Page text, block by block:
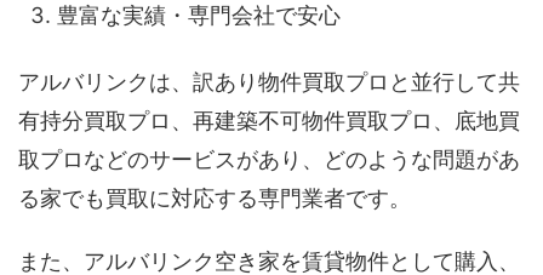
豊富な実績・専門会社で安心
アルバリンクは、訳あり物件買取プロと並行して共
有持分買取プロ、再建築不可物件買取プロ、底地買
取プロなどのサービスがあり、どのような問題があ
る家でも買取に対応する専門業者です。
また、アルバリンク空き家を賃貸物件として購入、